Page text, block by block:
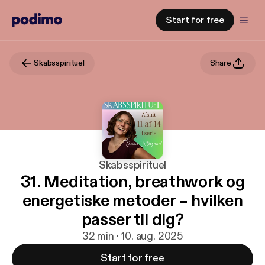
Start for free
Skabsspirituel Share
Skabsspirituel
31. Meditation, breathwork og
energetiske metoder – hvilken
passer til dig?
32 min · 10. aug. 2025
Start for free